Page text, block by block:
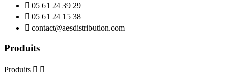
 05 61 24 39 29
 05 61 24 15 38
 contact@aesdistribution.com
Produits
Produits  